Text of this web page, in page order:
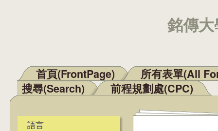
銘傳
主選單
首頁(FrontPage)
所有表單(All
搜尋(Search)
前程規劃處(CPC)
語言